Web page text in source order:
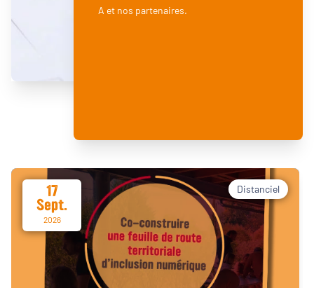
A et nos partenaires.
17
Sept.
2026
Distanciel